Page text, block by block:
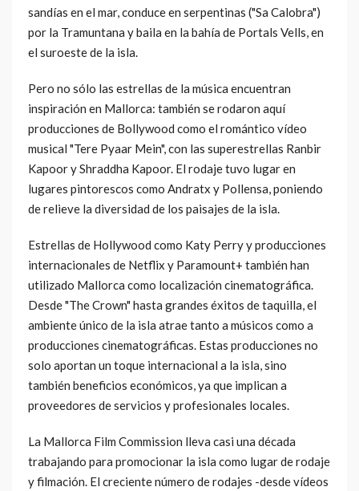
sandías en el mar, conduce en serpentinas ("Sa Calobra")
por la Tramuntana y baila en la bahía de Portals Vells, en
el suroeste de la isla.
Pero no sólo las estrellas de la música encuentran
inspiración en Mallorca: también se rodaron aquí
producciones de Bollywood como el romántico vídeo
musical "Tere Pyaar Mein", con las superestrellas Ranbir
Kapoor y Shraddha Kapoor. El rodaje tuvo lugar en
lugares pintorescos como Andratx y Pollensa, poniendo
de relieve la diversidad de los paisajes de la isla.
Estrellas de Hollywood como Katy Perry y producciones
internacionales de Netflix y Paramount+ también han
utilizado Mallorca como localización cinematográfica.
Desde "The Crown" hasta grandes éxitos de taquilla, el
ambiente único de la isla atrae tanto a músicos como a
producciones cinematográficas. Estas producciones no
solo aportan un toque internacional a la isla, sino
también beneficios económicos, ya que implican a
proveedores de servicios y profesionales locales.
La Mallorca Film Commission lleva casi una década
trabajando para promocionar la isla como lugar de rodaje
y filmación. El creciente número de rodajes -desde vídeos